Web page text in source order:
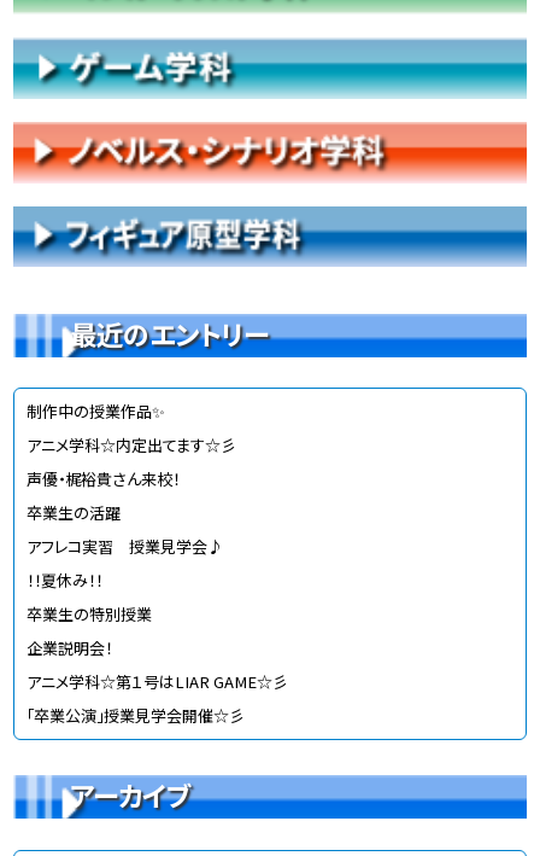
最近のエントリー
制作中の授業作品✨
アニメ学科☆内定出てます☆彡
声優・梶裕貴さん来校！
卒業生の活躍
アフレコ実習 授業見学会♪
！！夏休み！！
卒業生の特別授業
企業説明会！
アニメ学科☆第１号はLIAR GAME☆彡
「卒業公演」授業見学会開催☆彡
アーカイブ